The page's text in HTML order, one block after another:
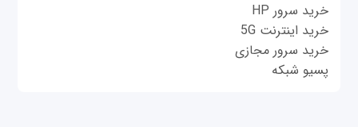
خرید سرور HP
خرید اینترنت 5G
خرید سرور مجازی
پسیو شبکه